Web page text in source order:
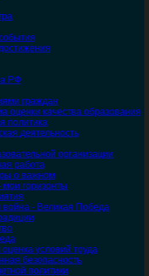
РФ
граждан
оценки качества образования
политика
деятельность
организации
работа
о важном
мои горизонты
война - Великая Победа
условий труда
безопасность
политики